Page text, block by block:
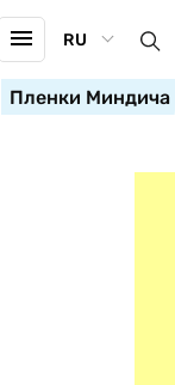
RU
Пленки Миндича